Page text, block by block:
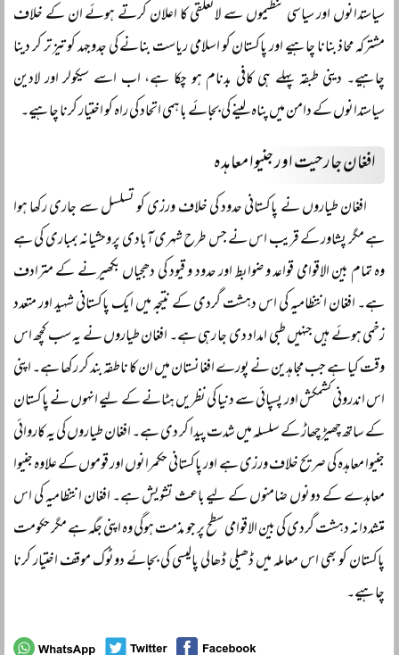
سیاستدانوں اور سیاسی تنظیموں سے لاتعلقی کا اعلان کرتے ہوئے ان کے خلاف
مشترکہ محاذ بنانا چاہیے اور پاکستان کو اسلامی ریاست بنانے کی جدوجہد کو تیز تر کر دینا
چاہیے۔ دینی طبقہ پہلے ہی کافی بدنام ہو چکا ہے، اب اسے سیکولر اور لادین
سیاستدانوں کے دامن میں پناہ لینے کی بجائے باہمی اتحاد کی راہ کو اختیار کرنا چاہیے۔
افغان جارحیت اور جنیوا معاہدہ
افغان طیاروں نے پاکستانی حدود کی خلاف ورزی کو تسلسل سے جاری رکھا ہوا
ہے مگر پشاور کے قریب اس نے جس طرح شہری آبادی پر وحشیانہ بمباری کی ہے
وہ تمام بین الاقوامی قواعد و ضوابط اور حدود و قیود کی دھجیاں بکھیرنے کے مترادف
ہے۔ افغان انتظامیہ کی اس دہشت گردی کے نتیجہ میں ایک پاکستانی شہید اور متعدد
زخمی ہوئے ہیں جنہیں طبی امداد دی جا رہی ہے۔ افغان طیاروں نے یہ سب کچھ اس
وقت کیا ہے جب مجاہدین نے پورے افغانستان میں ان کا ناطقہ بند کر رکھا ہے۔ اپنی
اس اندرونی کشمکش اور پسپائی سے دنیا کی نظریں ہٹانے کے لیے انہوں نے پاکستان
کے ساتھ چھیڑ چھاڑ کے سلسلہ میں شدت پیدا کر دی ہے۔ افغان طیاروں کی یہ کاروائی
جنیوا معاہدہ کی صریح خلاف ورزی ہے اور پاکستانی حکمرانوں اور قوموں کے علاوہ جنیوا
معاہدے کے دونوں ضامنوں کے لیے باعث تشویش ہے۔ افغان انتظامیہ کی اس
متشددانہ دہشت گردی کی بین الاقوامی سطح پر جو مذمت ہوگی وہ اپنی جگہ ہے مگر حکومت
پاکستان کو بھی اس معاملہ میں ڈھیلی ڈھالی پالیسی کی بجائے دوٹوک موقف اختیار کرنا
چاہیے۔